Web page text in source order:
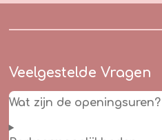
Veelgestelde Vragen
Wat zijn de openingsuren?